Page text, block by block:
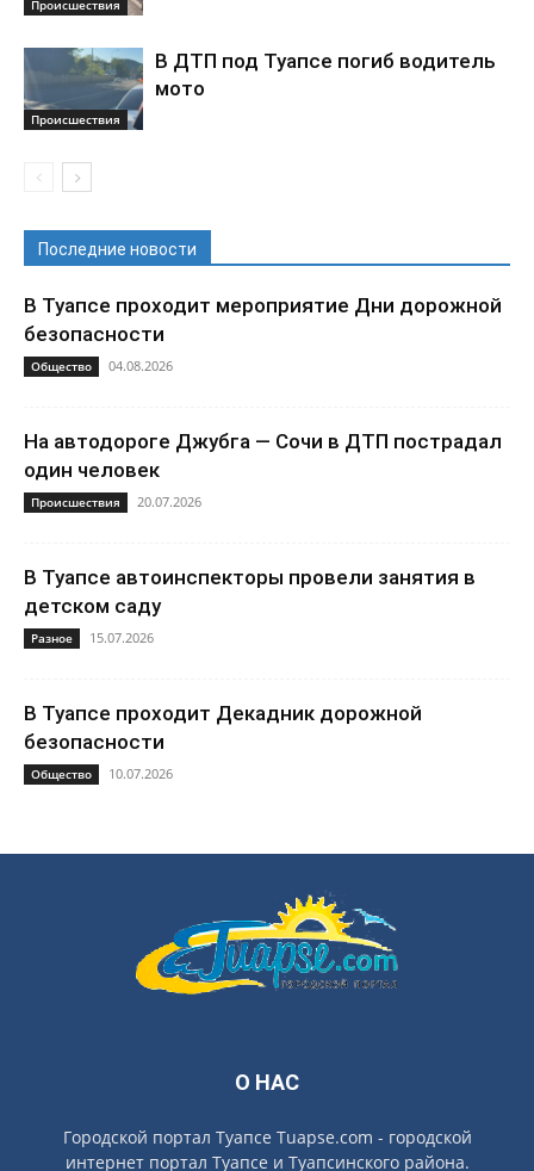
Происшествия
Происшествия
В ДТП под Туапсе погиб водитель
мото
Последние новости
В Туапсе проходит мероприятие Дни дорожной
безопасности
Общество 04.08.2026
На автодороге Джубга — Сочи в ДТП пострадал
один человек
Происшествия 20.07.2026
В Туапсе автоинспекторы провели занятия в
детском саду
Разное 15.07.2026
В Туапсе проходит Декадник дорожной
безопасности
Общество 10.07.2026
О НАС
Городской портал Туапсе Tuapse.com - городской
интернет портал Туапсе и Туапсинского района.